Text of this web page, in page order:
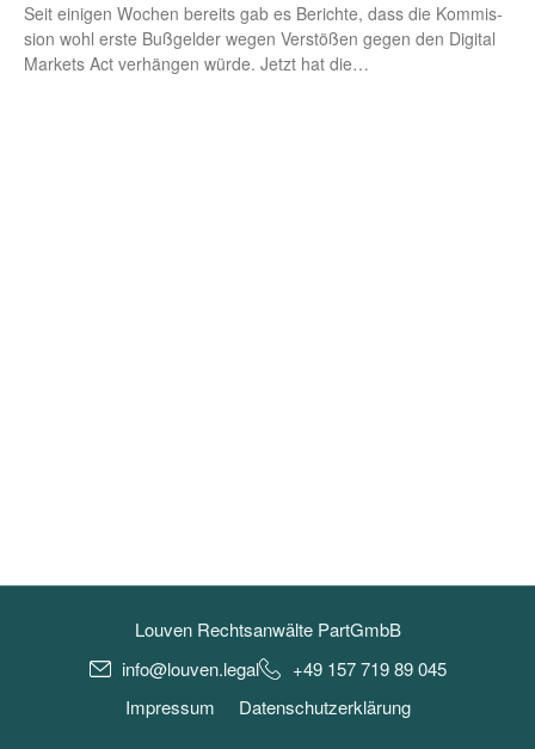
Seit eini­gen Wochen bereits gab es Berich­te, dass die Kom­mis­
si­on wohl ers­te Buß­gel­der wegen Ver­stö­ßen gegen den Digi­tal
Mar­kets Act ver­hän­gen wür­de. Jetzt hat die…
Louven Rechtsanwälte PartGmbB
info@louven.legal
+49 157 719 89 045
Impressum
Datenschutzerklärung